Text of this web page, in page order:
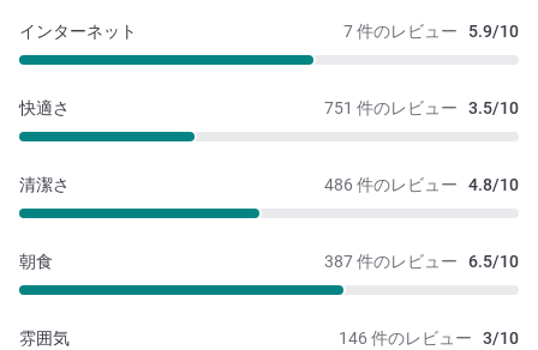
7 件のレビュー 5.9/10
インターネット
751 件のレビュー 3.5/10
快適さ
486 件のレビュー 4.8/10
清潔さ
387 件のレビュー 6.5/10
朝食
146 件のレビュー 3/10
雰囲気